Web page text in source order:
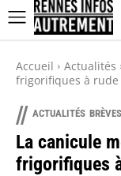
Accueil Actualités
frigorifiques à rude
// ACTUALITÉS BRÈVES
La canicule
frigorifiques